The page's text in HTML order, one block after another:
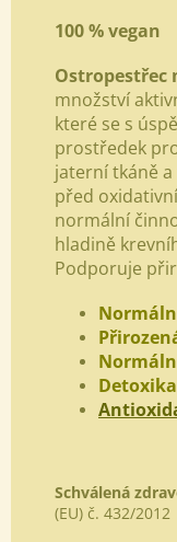
100 % vegan
Ostropestřec
množství
které se s
prostředek
jaterní tkáně
před
normální
hladině
Podporuje
Schválená
(EU) č. 432/2012